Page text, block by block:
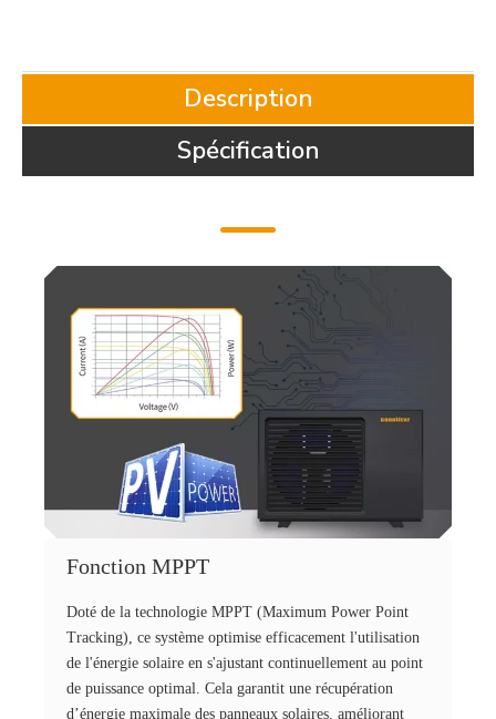
Description
Spécification
Fonction MPPT
Doté de la technologie MPPT (Maximum Power Point
Tracking), ce système optimise efficacement l'utilisation
de l'énergie solaire en s'ajustant continuellement au point
de puissance optimal. Cela garantit une récupération
d’énergie maximale des panneaux solaires, améliorant